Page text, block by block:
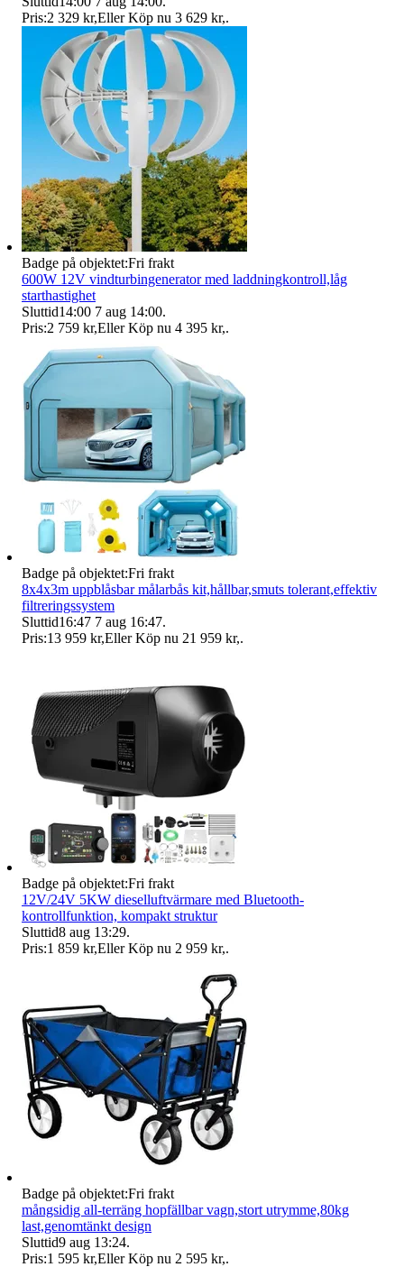
Pris:2 329 kr,Eller Köp nu 3 629 kr,.
Badge på objektet:Fri frakt
600W 12V vindturbingenerator med laddningkontroll,låg
starthastighet
Sluttid14:00 7 aug 14:00.
Pris:2 759 kr,Eller Köp nu 4 395 kr,.
Badge på objektet:Fri frakt
8x4x3m uppblåsbar målarbås kit,hållbar,smuts tolerant,effektiv
filtreringssystem
Sluttid16:47 7 aug 16:47.
Pris:13 959 kr,Eller Köp nu 21 959 kr,.
Badge på objektet:Fri frakt
12V/24V 5KW dieselluftvärmare med Bluetooth-
kontrollfunktion, kompakt struktur
Sluttid8 aug 13:29.
Pris:1 859 kr,Eller Köp nu 2 959 kr,.
Badge på objektet:Fri frakt
mångsidig all-terräng hopfällbar vagn,stort utrymme,80kg
last,genomtänkt design
Sluttid9 aug 13:24.
Pris:1 595 kr,Eller Köp nu 2 595 kr,.